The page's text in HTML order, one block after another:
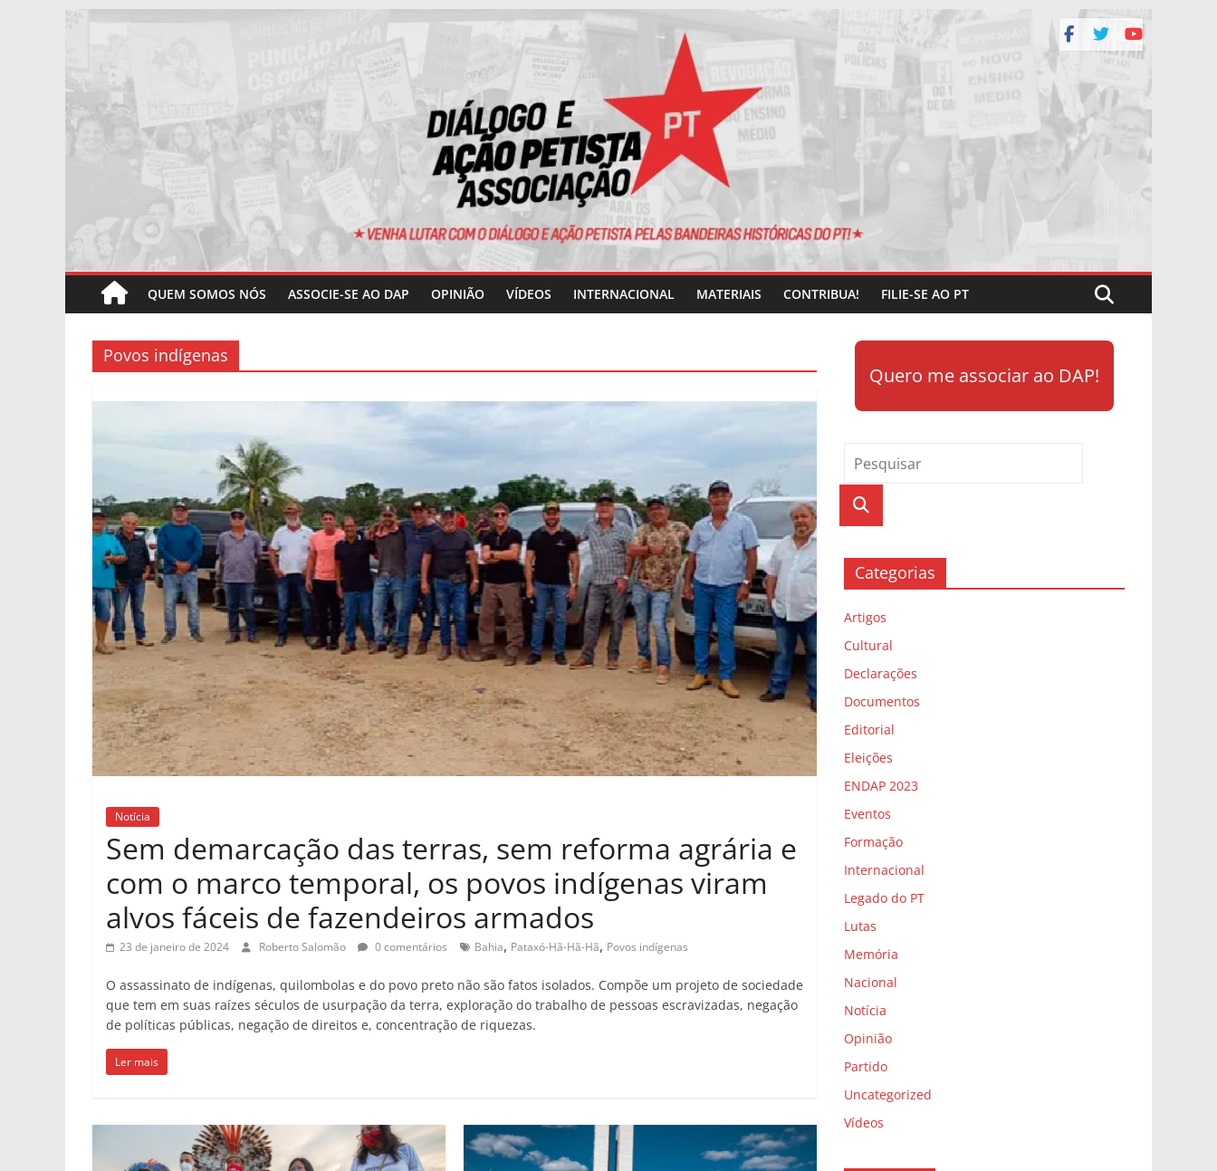
Pular
conteúdo
QUEM SOMOS NÓS ASSOCIE-SE AO DAP OPINIÃO VÍDEOS INTERNACIONAL MATERIAIS CONTRIBUA! FILIE-SE AO PT
Povos indígenas
Notícia
Sem demarcação das terras, sem reforma agrária e
com o marco temporal, os povos indígenas viram
alvos fáceis de fazendeiros armados
23 de janeiro de 2024 Roberto Salomão 0 comentários Bahia, Pataxó-Hã-Hã-Hã, Povos indígenas
O assassinato de indígenas, quilombolas e do povo preto não são fatos isolados. Compõe um projeto de sociedade
que tem em suas raízes séculos de usurpação da terra, exploração do trabalho de pessoas escravizadas, negação
de políticas públicas, negação de direitos e, concentração de riquezas.
Ler mais
Quero me associar ao DAP!
Categorias
Artigos
Cultural
Declarações
Documentos
Editorial
Eleições
ENDAP 2023
Eventos
Formação
Internacional
Legado do PT
Lutas
Memória
Nacional
Notícia
Opinião
Partido
Uncategorized
Vídeos